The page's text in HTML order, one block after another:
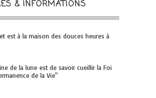
& INFORMATIONS
est à la maison des douces heures à
de la lune est de savoir cueillir la Foi
de la Vie"